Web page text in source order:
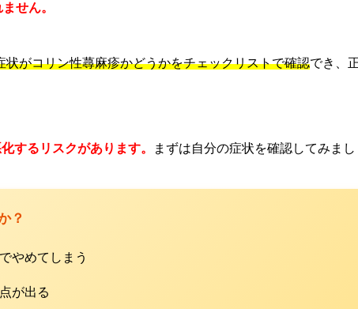
せん。
状がコリン性蕁麻疹かどうかをチェックリストで確認でき、
するリスクがあります。 まずは自分の症状を確認してみまし
？
やめてしまう
が出る